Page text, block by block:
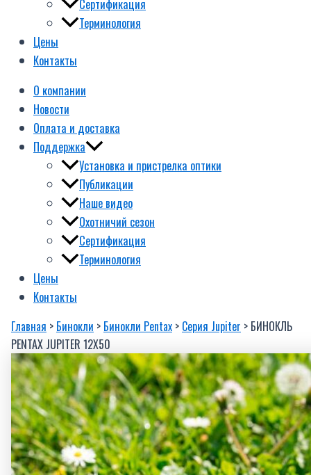
Сертификация
Терминология
Цены
Контакты
О компании
Новости
Оплата и доставка
Поддержка
Установка и пристрелка оптики
Публикации
Наше видео
Охотничий сезон
Сертификация
Терминология
Цены
Контакты
Главная > Бинокли > Бинокли Pentax > Серия Jupiter > БИНОКЛЬ
PENTAX JUPITER 12X50